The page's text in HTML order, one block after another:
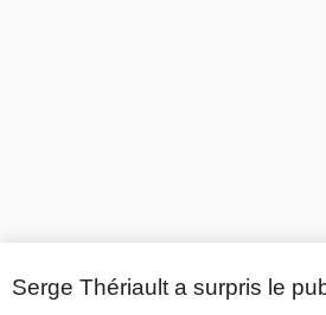
Serge Thériault a surpris le